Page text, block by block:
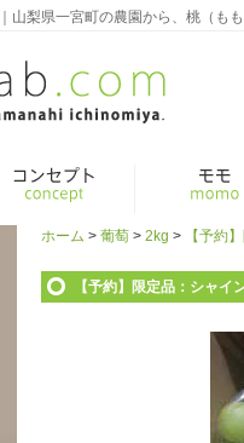
山梨県一宮町の農園から、桃（も
ホーム > 葡萄 > 2kg > 【予約
【予約】限定品：シャイ